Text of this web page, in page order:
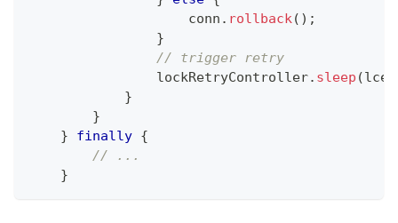
                    conn
. rollback( ) ;
}
// trigger retry
                lockRetryController
. sleep (lce
}
}
}
finally {
// ...
}